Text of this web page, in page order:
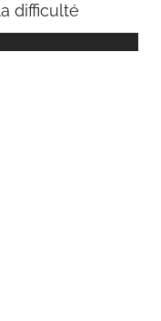
difficulté